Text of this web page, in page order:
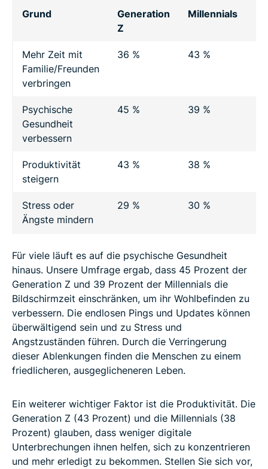
Grund
Generation
Z
Millennials
Mehr Zeit mit
Familie/Freunden
verbringen
36 % 43 %
Psychische
Gesundheit
verbessern
45 % 39 %
Produktivität
steigern
43 % 38 %
Stress oder
Ängste mindern
29 % 30 %
Für viele läuft es auf die psychische Gesundheit
hinaus. Unsere Umfrage ergab, dass 45 Prozent der
Generation Z und 39 Prozent der Millennials die
Bildschirmzeit einschränken, um ihr Wohlbefinden zu
verbessern. Die endlosen Pings und Updates können
überwältigend sein und zu Stress und
Angstzuständen führen. Durch die Verringerung
dieser Ablenkungen finden die Menschen zu einem
friedlicheren, ausgeglicheneren Leben.
Ein weiterer wichtiger Faktor ist die Produktivität. Die
Generation Z (43 Prozent) und die Millennials (38
Prozent) glauben, dass weniger digitale
Unterbrechungen ihnen helfen, sich zu konzentrieren
und mehr erledigt zu bekommen. Stellen Sie sich vor,